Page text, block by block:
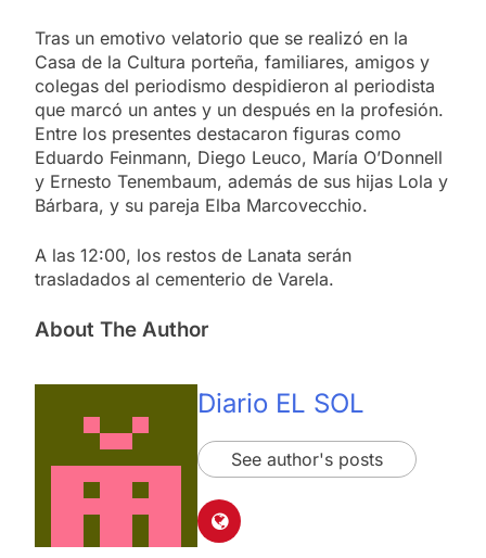
Tras un emotivo velatorio que se realizó en la
Casa de la Cultura porteña, familiares, amigos y
colegas del periodismo despidieron al periodista
que marcó un antes y un después en la profesión.
Entre los presentes destacaron figuras como
Eduardo Feinmann, Diego Leuco, María O’Donnell
y Ernesto Tenembaum, además de sus hijas Lola y
Bárbara, y su pareja Elba Marcovecchio.
A las 12:00, los restos de Lanata serán
trasladados al cementerio de Varela.
About The Author
Diario EL SOL
See author's posts